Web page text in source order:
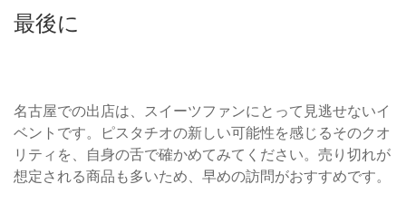
最後に
名古屋での出店は、スイーツファンにとって見逃せないイ
ベントです。ピスタチオの新しい可能性を感じるそのクオ
リティを、自身の舌で確かめてみてください。売り切れが
想定される商品も多いため、早めの訪問がおすすめです。